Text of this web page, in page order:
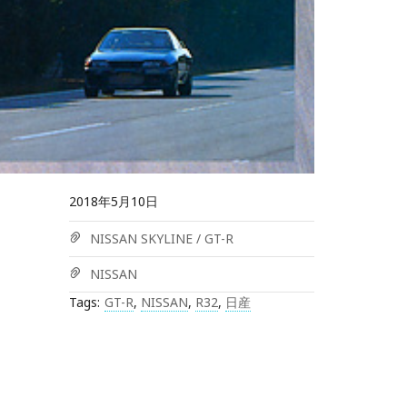
2018年5月10日
NISSAN SKYLINE / GT-R
NISSAN
Tags: GT-R, NISSAN, R32, 日産